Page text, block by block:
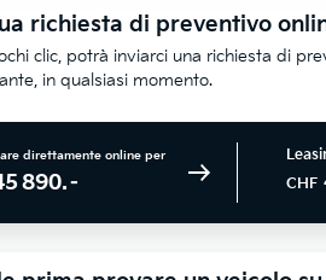
richiesta di preventivo
clic, potrà inviarci una richiesta di
in qualsiasi momento.
direttamente online per
890.–
CHF